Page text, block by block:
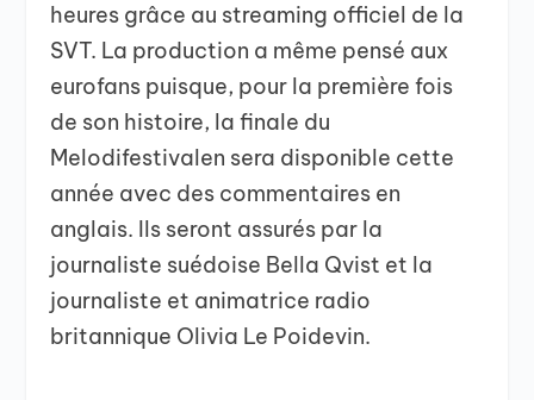
heures grâce au streaming officiel de la
SVT. La production a même pensé aux
eurofans puisque, pour la première fois
de son histoire, la finale du
Melodifestivalen sera disponible cette
année avec des commentaires en
anglais. Ils seront assurés par la
journaliste suédoise Bella Qvist et la
journaliste et animatrice radio
britannique Olivia Le Poidevin.